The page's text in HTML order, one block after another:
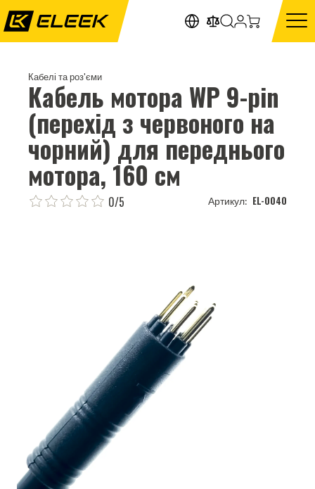
Кабелі та роз'єми
Кабель мотора WP 9-pin
(перехід з червоного на
чорний) для переднього
мотора, 160 см
0/5 Артикул: EL-0040